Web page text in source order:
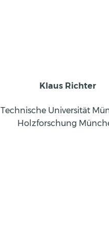
Klaus Richter
Technische Universität
Holzforschung